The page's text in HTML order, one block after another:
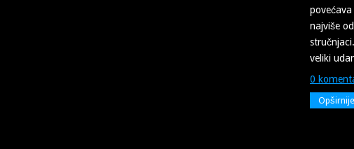
najviše
veliki
0